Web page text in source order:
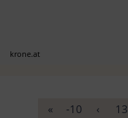
krone.at
« -10 ‹ 13